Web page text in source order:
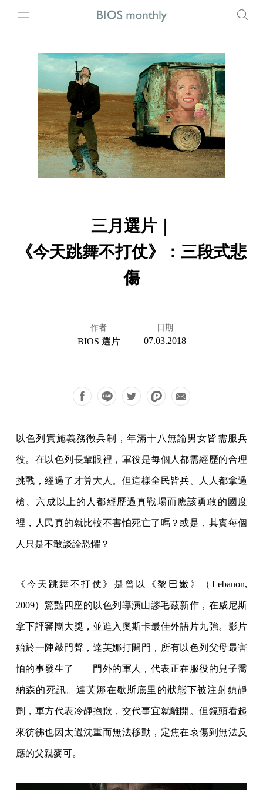
三月選片｜
《今天跳舞不打仗》：三段式悲
傷
作者
BIOS 選片
日期
07.03.2018
以色列實施義務徵兵制，年滿十八無論男女皆需服兵
役。在以色列長輩眼裡，軍役是每個人都需經歷的合理
挑戰，經過了才算大人。但這樣全民皆兵、人人都拿過
槍、六成以上的人都經歷過真戰場而應該勇敢的國度
裡，人民真的就比較不害怕死亡了嗎？或是，其實每個
人只是不敢談論恐懼？
《今天跳舞不打仗》是曾以《黎巴嫩》（Lebanon,
2009）驚豔四座的以色列導演山謬毛茲新作，在威尼斯
拿下評審團大獎，並進入奧斯卡最佳外語片九強。影片
始於一陣敲門聲，達芙娜打開門，所有以色列父母最害
怕的事發生了——門外的軍人，代表正在服役的兒子喬
納森的死訊。達芙娜在歇斯底里的狀態下被注射鎮靜
劑，軍方代表冷靜抱歉，交代事宜就離開。但鏡頭看起
來彷彿也因太過沈重而無法移動，定焦在哀傷到無法反
應的父親麥可。